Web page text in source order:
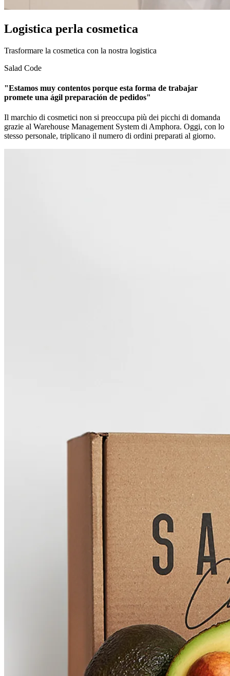
Logistica perla cosmetica
Trasformare la cosmetica con la nostra logistica
Salad Code
"Estamos muy contentos porque esta forma de trabajar
promete una ágil preparación de pedidos"
Il marchio di cosmetici non si preoccupa più dei picchi di domanda
grazie al Warehouse Management System di Amphora. Oggi, con lo
stesso personale, triplicano il numero di ordini preparati al giorno.